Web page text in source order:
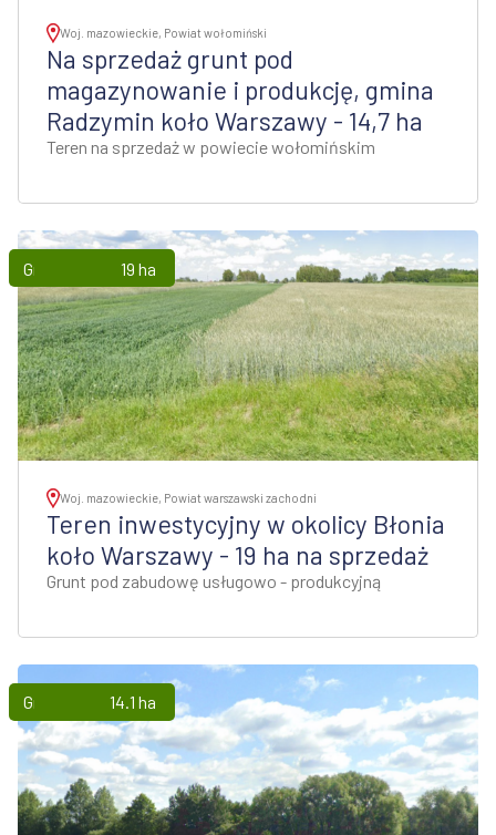
Woj. mazowieckie, Powiat wołomiński
Na sprzedaż grunt pod
magazynowanie i produkcję, gmina
Radzymin koło Warszawy - 14,7 ha
Teren na sprzedaż w powiecie wołomińskim
Grunty 19 ha
Woj. mazowieckie, Powiat warszawski zachodni
Teren inwestycyjny w okolicy Błonia
koło Warszawy - 19 ha na sprzedaż
Grunt pod zabudowę usługowo - produkcyjną
Grunty 14.1 ha